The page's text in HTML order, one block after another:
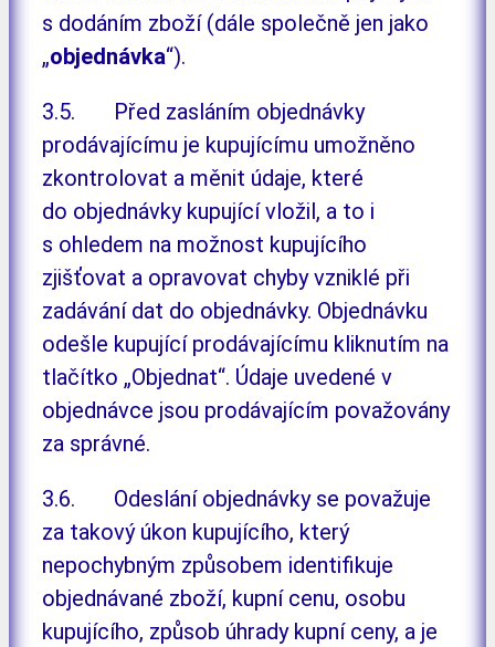
s dodáním zboží (dále společně jen jako
„objednávka“).
3.5. Před zasláním objednávky
prodávajícímu je kupujícímu umožněno
zkontrolovat a měnit údaje, které
do objednávky kupující vložil, a to i
s ohledem na možnost kupujícího
zjišťovat a opravovat chyby vzniklé při
zadávání dat do objednávky. Objednávku
odešle kupující prodávajícímu kliknutím na
tlačítko „Objednat“. Údaje uvedené v
objednávce jsou prodávajícím považovány
za správné.
3.6. Odeslání objednávky se považuje
za takový úkon kupujícího, který
nepochybným způsobem identifikuje
objednávané zboží, kupní cenu, osobu
kupujícího, způsob úhrady kupní ceny, a je